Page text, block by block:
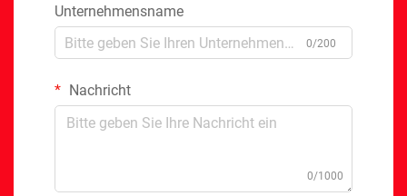
Unternehmensname
0/200
Nachricht
0/1000